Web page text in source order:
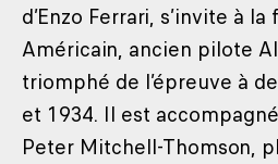
d’Enzo Ferrari, s’invite à la
Américain, ancien pilote
triomphé de l’épreuve à
et 1934. Il est
Peter Mitchell-Thomson,